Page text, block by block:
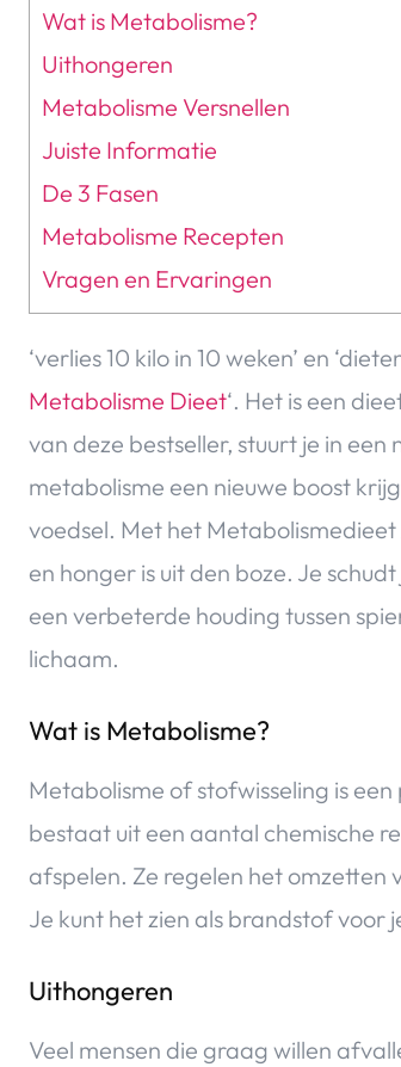
Wat is Metabolisme?
Uithongeren
Metabolisme Versnellen
Juiste Informatie
De 3 Fasen
Metabolisme Recepten
Vragen en Ervaringen
‘verlies 10 kilo in 10 weken’ en
Metabolisme Dieet‘. Het is een
van deze bestseller, stuurt je in
metabolisme een nieuwe boost
voedsel. Met het
en honger is uit den boze. Je
een verbeterde houding tussen
lichaam.
Wat is Metabolisme?
Metabolisme of stofwisseling is
bestaat uit een aantal chemische
afspelen. Ze regelen het omzetten
Je kunt het zien als brandstof voor
Uithongeren
Veel mensen die graag willen